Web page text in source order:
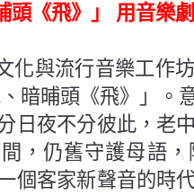
頭《飛》」 用音樂
化與流行音樂工作
暗晡頭《飛》」。
日夜不分彼此，老
，仍舊守護母語
個客家新聲音的時